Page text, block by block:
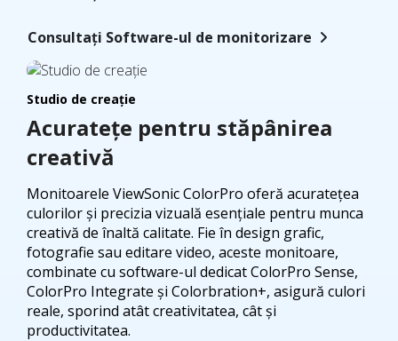
Consultați Software-ul de monitorizare
Studio de creație
Acuratețe pentru stăpânirea
creativă
Monitoarele ViewSonic ColorPro oferă acuratețea
culorilor și precizia vizuală esențiale pentru munca
creativă de înaltă calitate. Fie în design grafic,
fotografie sau editare video, aceste monitoare,
combinate cu software-ul dedicat ColorPro Sense,
ColorPro Integrate și Colorbration+, asigură culori
reale, sporind atât creativitatea, cât și
productivitatea.